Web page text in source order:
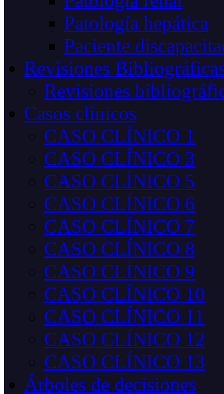
Patología hepática
Paciente
Revisiones
Revisiones
Casos clínicos
CASO CLÍNICO 1
CASO CLÍNICO 3
CASO CLÍNICO 5
CASO CLÍNICO 6
CASO CLÍNICO 7
CASO CLÍNICO 8
CASO CLÍNICO 9
CASO CLÍNICO 10
CASO CLÍNICO 11
CASO CLÍNICO 12
CASO CLÍNICO 13
Árboles de decisiones